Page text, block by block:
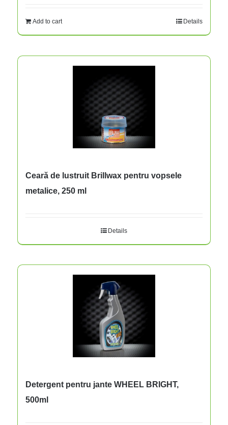
Add to cart Details
Ceară de lustruit Brillwax pentru vopsele
metalice, 250 ml
Details
Detergent pentru jante WHEEL BRIGHT,
500ml